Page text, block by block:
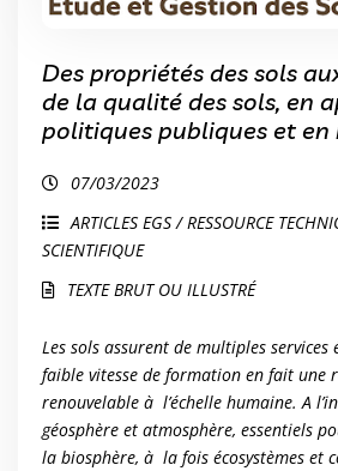
Des propriétés des sols
de la qualité des sols, en
politiques publiques et en
07/03/2023
ARTICLES EGS / RESSOURCE
SCIENTIFIQUE
TEXTE BRUT OU ILLUSTRÉ
Les sols assurent de multiples services
faible vitesse de formation en fait une
renouvelable à l’échelle humaine. A
géosphère et atmosphère, essentiels
la biosphère, à la fois écosystèmes et